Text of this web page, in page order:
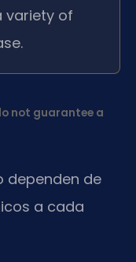
variety of
not guarantee a
dependen de
a cada